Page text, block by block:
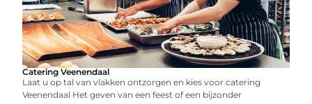
Catering Veenendaal
Laat u op tal van vlakken ontzorgen en kies voor catering
Veenendaal Het geven van een feest of een bijzonder